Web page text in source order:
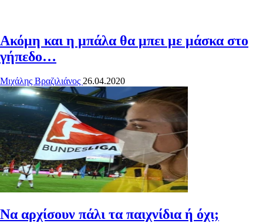
Ακόμη και η μπάλα θα μπει με μάσκα στο
γήπεδο…
Μιχάλης Βραζιλιάνος 26.04.2020
Να αρχίσουν πάλι τα παιχνίδια ή όχι;